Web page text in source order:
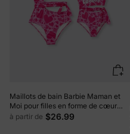
Maillots de bain Barbie Maman et
Moi pour filles en forme de cœur
Roseo
à partir de $26.99